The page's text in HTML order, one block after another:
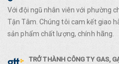
Với đội ngũ nhân viên với phường
Tận Tâm. Chúng tôi cam kết giao
sản phẩm chất lượng, chính hãng.
TRỞ THÀNH CÔNG TY GAS,